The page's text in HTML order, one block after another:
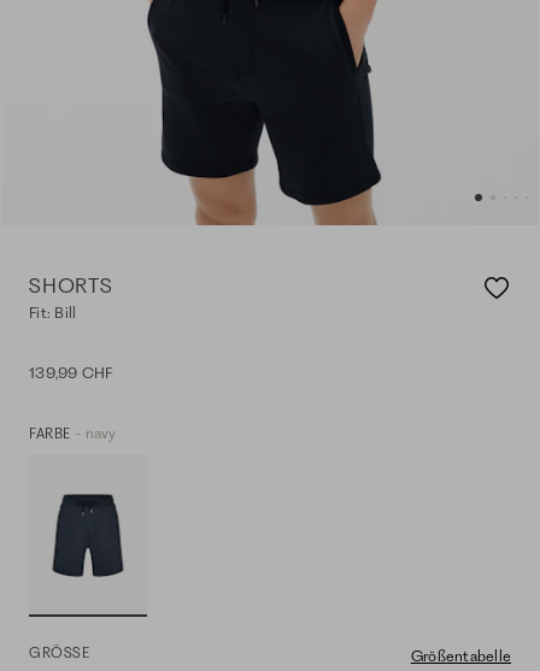
SHORTS
Fit: Bill
139,99 CHF
FARBE - navy
GRÖSSE Größentabelle